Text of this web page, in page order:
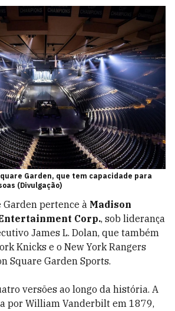
Garden, que tem capacidade para
(Divulgação)
Garden pertence à Madison
Corp., sob liderança
James L. Dolan, que também
Knicks e o New York Rangers
Square Garden Sports.
versões ao longo da história. A
por William Vanderbilt em 1879,